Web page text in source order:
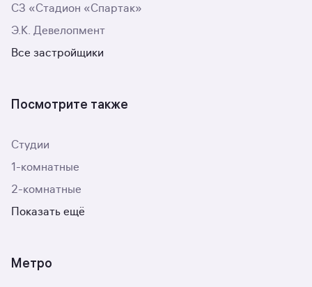
СЗ «Стадион «Спартак»
Э.К. Девелопмент
Все застройщики
Посмотрите также
Студии
1-комнатные
2-комнатные
Показать ещё
Метро